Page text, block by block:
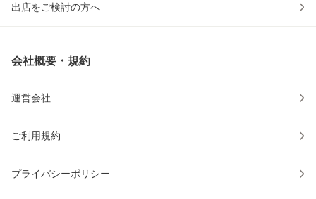
出店をご検討の方へ
会社概要・規約
運営会社
ご利用規約
プライバシーポリシー